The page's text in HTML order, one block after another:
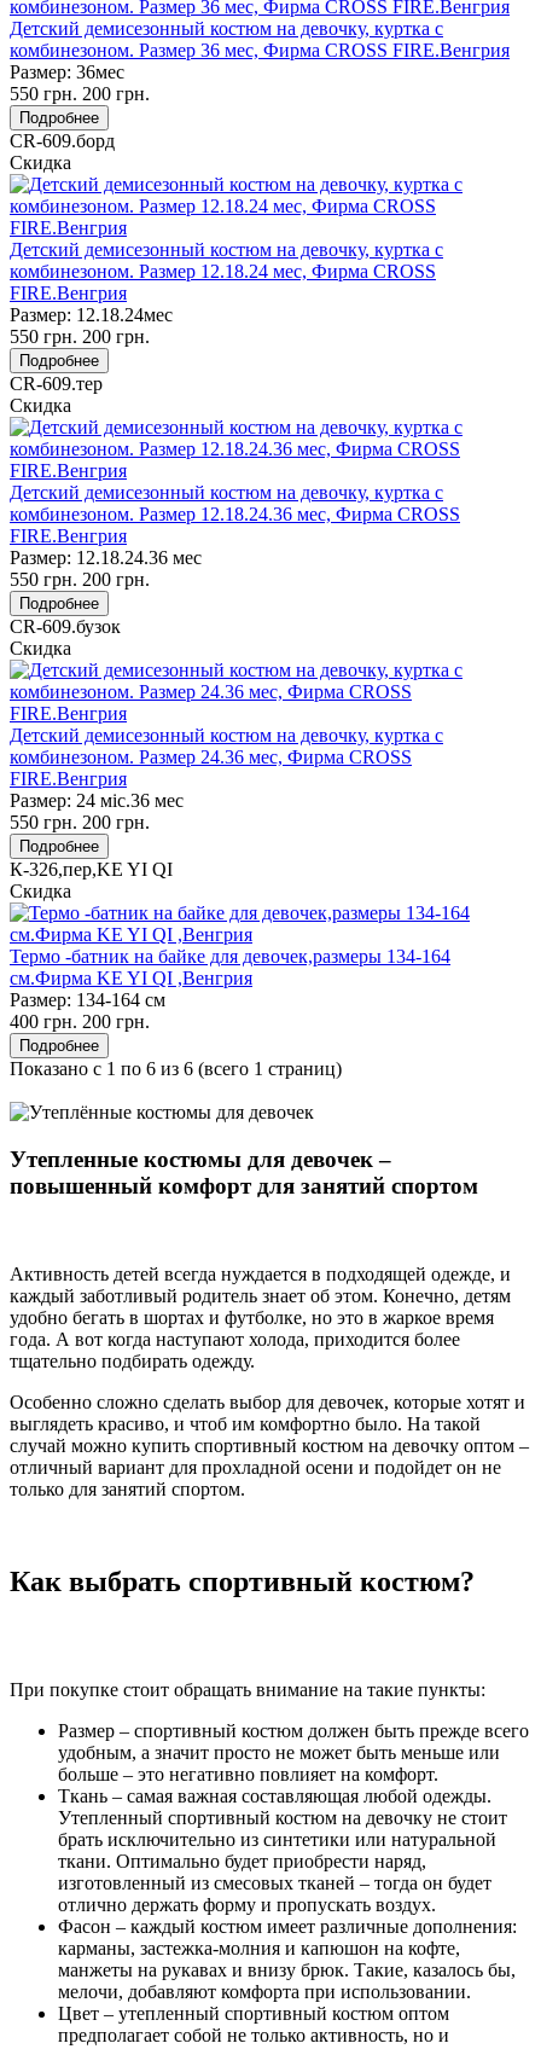
Детский демисезонный костюм на девочку, куртка с
комбинезоном. Размер 36 мес, Фирма CROSS FIRE.Венгрия
Размер: 36мес
550 грн. 200 грн.
Подробнее
CR-609.борд
Скидка
Детский демисезонный костюм на девочку, куртка с
комбинезоном. Размер 12.18.24 мес, Фирма CROSS
FIRE.Венгрия
Размер: 12.18.24мес
550 грн. 200 грн.
Подробнее
CR-609.тер
Скидка
Детский демисезонный костюм на девочку, куртка с
комбинезоном. Размер 12.18.24.36 мес, Фирма CROSS
FIRE.Венгрия
Размер: 12.18.24.36 мес
550 грн. 200 грн.
Подробнее
CR-609.бузок
Скидка
Детский демисезонный костюм на девочку, куртка с
комбинезоном. Размер 24.36 мес, Фирма CROSS
FIRE.Венгрия
Размер: 24 міс.36 мес
550 грн. 200 грн.
Подробнее
К-326,пер,KE YI QI
Скидка
Термо -батник на байке для девочек,размеры 134-164
см.Фирма KE YI QI ,Венгрия
Размер: 134-164 см
400 грн. 200 грн.
Подробнее
Показано с 1 по 6 из 6 (всего 1 страниц)
Утепленные костюмы для девочек –
повышенный комфорт для занятий спортом
Активность детей всегда нуждается в подходящей одежде, и
каждый заботливый родитель знает об этом. Конечно, детям
удобно бегать в шортах и футболке, но это в жаркое время
года. А вот когда наступают холода, приходится более
тщательно подбирать одежду.
Особенно сложно сделать выбор для девочек, которые хотят и
выглядеть красиво, и чтоб им комфортно было. На такой
случай можно купить спортивный костюм на девочку оптом –
отличный вариант для прохладной осени и подойдет он не
только для занятий спортом.
Как выбрать спортивный костюм?
При покупке стоит обращать внимание на такие пункты:
Размер – спортивный костюм должен быть прежде всего
удобным, а значит просто не может быть меньше или
больше – это негативно повлияет на комфорт.
Ткань – самая важная составляющая любой одежды.
Утепленный спортивный костюм на девочку не стоит
брать исключительно из синтетики или натуральной
ткани. Оптимально будет приобрести наряд,
изготовленный из смесовых тканей – тогда он будет
отлично держать форму и пропускать воздух.
Фасон – каждый костюм имеет различные дополнения:
карманы, застежка-молния и капюшон на кофте,
манжеты на рукавах и внизу брюк. Такие, казалось бы,
мелочи, добавляют комфорта при использовании.
Цвет – утепленный спортивный костюм оптом
предполагает собой не только активность, но и